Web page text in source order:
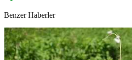
Benzer Haberler